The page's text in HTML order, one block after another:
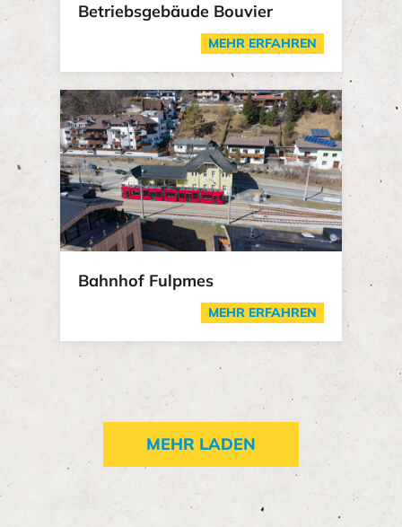
Betriebsgebäude Bouvier
MEHR ERFAHREN
Bahnhof Fulpmes
MEHR ERFAHREN
MEHR LADEN